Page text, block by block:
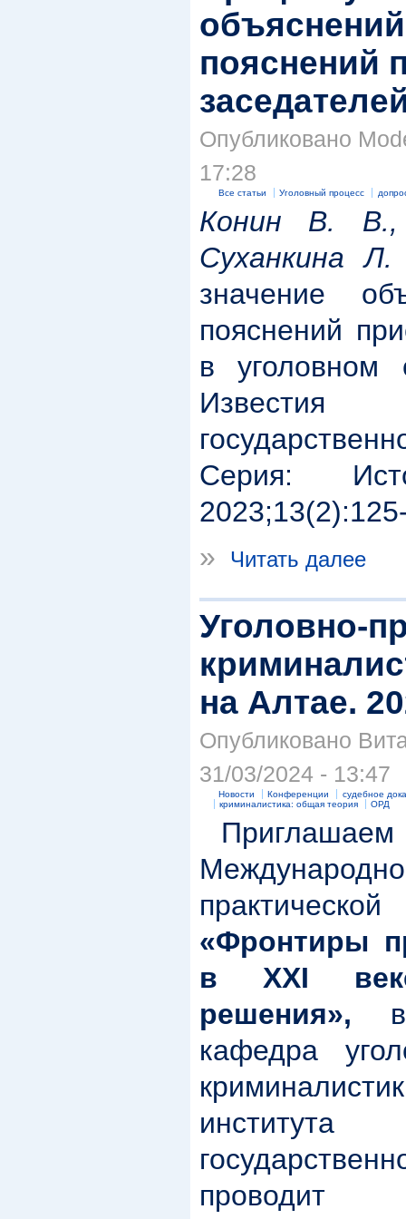
пояснений
Опубликовано
17:28
Все статьи Уголовный процесс
Конин В.
Суханкина
значение
пояснений
в уголовном
Известия
Серия:
»
Читать далее
Уголовно-
на Алтае.
Опубликовано
31/03/2024 - 13:47
Новости Конференции
судебное
криминалистика: общая теория
ОРД
«Фронтиры
в XXI
решения», в
кафедра
проводит